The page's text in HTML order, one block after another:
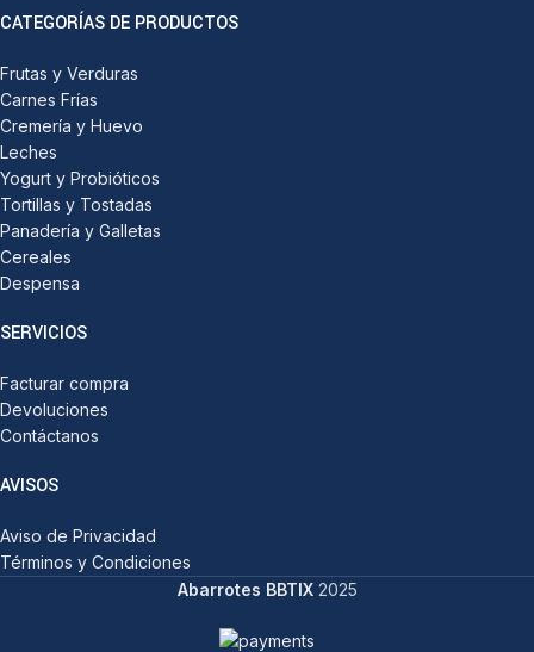
CATEGORÍAS DE PRODUCTOS
Frutas y Verduras
Carnes Frías
Cremería y Huevo
Leches
Yogurt y Probióticos
Tortillas y Tostadas
Panadería y Galletas
Cereales
Despensa
SERVICIOS
Facturar compra
Devoluciones
Contáctanos
AVISOS
Aviso de Privacidad
Términos y Condiciones
Abarrotes BBTIX2025